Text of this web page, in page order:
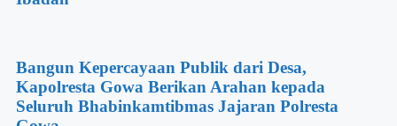
Bangun Kepercayaan Publik dari Desa,
Kapolresta Gowa Berikan Arahan kepada
Seluruh Bhabinkamtibmas Jajaran Polresta